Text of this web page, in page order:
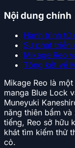
Nội dung chính
Hành trình từ
Sự phát triển
Mikage Reo
Tổng kết về
Mikage Reo là một
manga Blue Lock
Muneyuki
năng thiên bẩm
tiếng, Reo sở hữu
khát tìm kiếm thử
cỏ.